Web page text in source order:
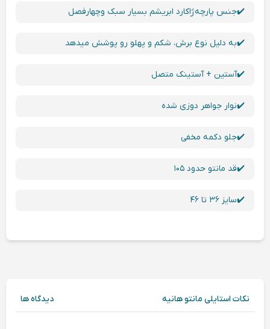
✔️جنس پارچه ژاکارد ابریشم بسیار سبک و‌چهارفصل
✔️به دلیل نوع برش، شکم و‌ پهلو رو پوشش میدهد
✔️آستین + آستینک متصل
✔️نوار جواهر دوزی شده
✔️جلو دکمه مخفی
✔️قد مانتو حدود ۱۰۵
✔️سایز ۳۶ تا ۴۶
نکات استایلی مانتو هانیه دیدگاه ها